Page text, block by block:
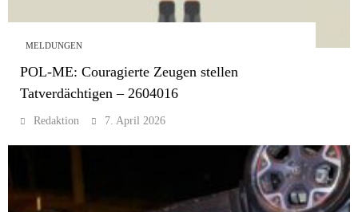
MELDUNGEN
POL-ME: Couragierte Zeugen stellen
Tatverdächtigen – 2604016
Redaktion 7. April 2026